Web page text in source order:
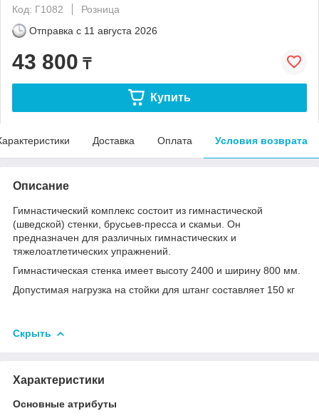
Код: Г1082
Розница
Отправка с 11 августа 2026
43 800 ₸
Купить
Доставка Оплата Условия возврата
Описание
Гимнастический комплекс состоит из гимнастической
(шведской) стенки, брусьев-пресса и скамьи. Он
предназначен для различных гимнастических и
тяжелоатлетических упражнений.
Гимнастическая стенка имеет высоту 2400 и ширину 800 мм.
Допустимая нагрузка на стойки для штанг составляет 150 кг
Скрыть
Характеристики
Основные атрибуты